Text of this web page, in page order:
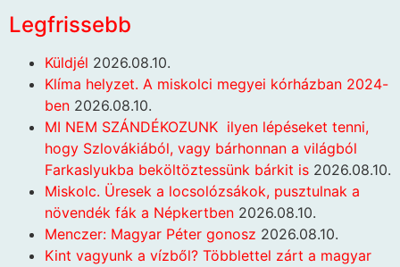
Legfrissebb
Küldjél 2026.08.10.
Klíma helyzet. A miskolci megyei kórházban 2024-
ben 2026.08.10.
MI NEM SZÁNDÉKOZUNK ilyen lépéseket tenni,
hogy Szlovákiából, vagy bárhonnan a világból
Farkaslyukba beköltöztessünk bárkit is 2026.08.10.
Miskolc. Üresek a locsolózsákok, pusztulnak a
növendék fák a Népkertben 2026.08.10.
Menczer: Magyar Péter gonosz 2026.08.10.
Kint vagyunk a vízből? Többlettel zárt a magyar